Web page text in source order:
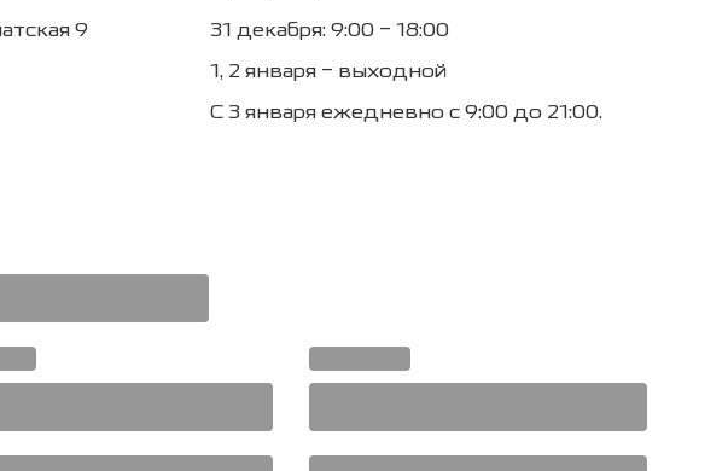
9
31 декабря: 9:00 – 18:00
1, 2 января – выходной
С 3 января ежедневно с 9:00 до 21:00.